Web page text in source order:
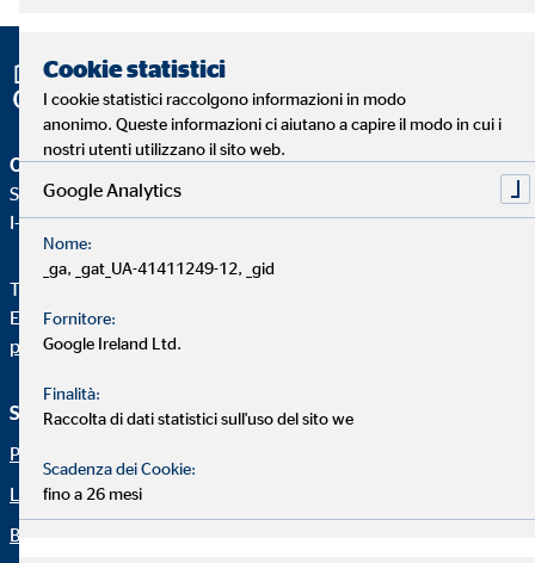
OVB Consulenza Patrimoniale srl
Stradone San Fermo 19
I-37121 Verona
Telefono:
E-Mail:ovb@ovb.it
postacertificata@pec.ovb.it
Servizi e informazioni
Portrait
Le nostre soluzioni
Blog
Note legali
Cookie statistici
I cookie statistici raccolgono informazioni in modo
anonimo. Queste informazioni ci aiutano a capire il modo in cui i
nostri utenti utilizzano il sito web.
Google Analytics
Nome:
_ga, _gat_UA-41411249-12, _gid
Fornitore:
Google Ireland Ltd.
Finalità:
Raccolta di dati statistici sull'uso del sito we
Scadenza dei Cookie:
fino a 26 mesi